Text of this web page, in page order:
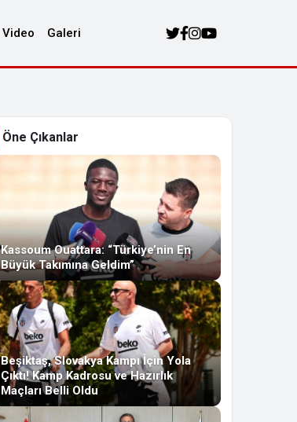
Video Galeri
Öne Çıkanlar
Kassoum Ouattara: “Türkiye’nin En
Büyük Takımına Geldim”
Beşiktaş, Slovakya Kampı İçin Yola
Çıktı! Kamp Kadrosu ve Hazırlık
Maçları Belli Oldu